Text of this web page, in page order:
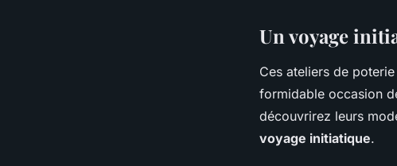
Un voyage
Ces ateliers de
formidable occasion
découvrirez leurs
voyage initiatique.